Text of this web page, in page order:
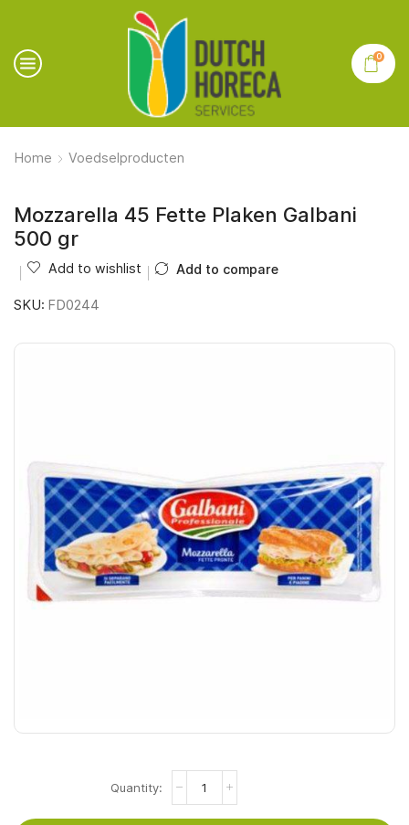
0
Home Voedselproducten
Mozzarella 45 Fette Plaken Galbani
500 gr
Add to wishlist Add to compare
SKU: FD0244